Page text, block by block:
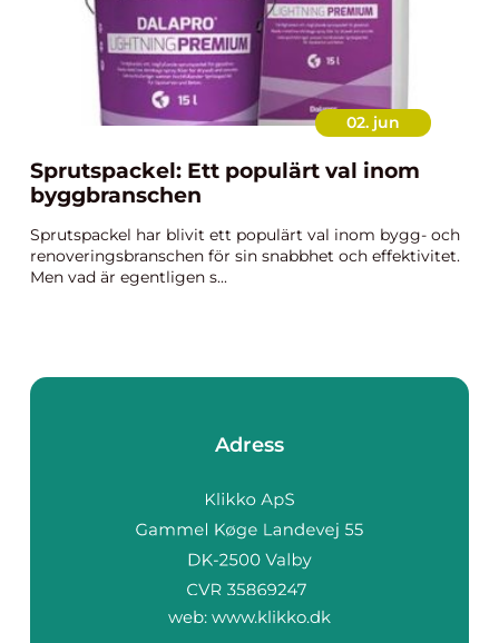
02. jun
Sprutspackel: Ett populärt val inom
byggbranschen
Sprutspackel har blivit ett populärt val inom bygg- och
renoveringsbranschen för sin snabbhet och effektivitet.
Men vad är egentligen s...
Adress
web: www.klikko.dk